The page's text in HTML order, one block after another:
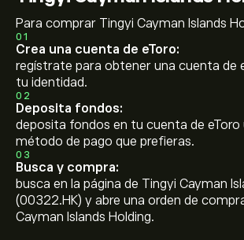
Para comprar Tingyi Cayman Islands
01
Crea una cuenta de eToro:
regístrate para obtener una cuenta de
tu identidad.
02
Deposita fondos:
deposita fondos en tu cuenta de eToro
método de pago que prefieras.
03
Busca y compra:
busca en la página de Tingyi Cayman
(00322.HK) y abre una orden de
Cayman Islands Holding.